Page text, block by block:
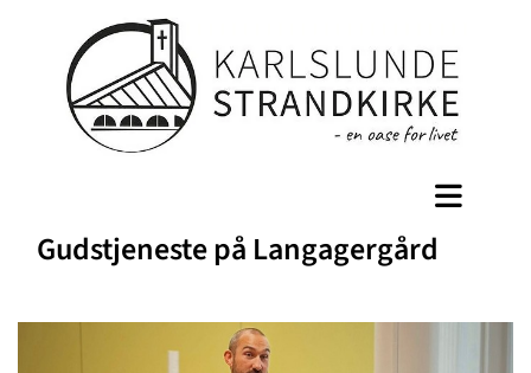
Gudstjeneste på Langagergård